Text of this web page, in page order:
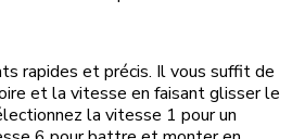
rapides et précis. Il vous suffit de
et la vitesse en faisant glisser le
la vitesse 1 pour un